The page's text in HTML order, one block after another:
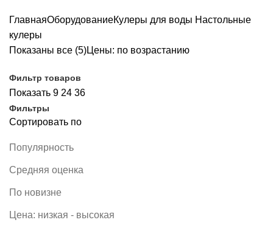
ГлавнаяОборудованиеКулеры для воды Настольные
кулеры
Показаны все (5)Цены: по возрастанию
Фильтр товаров
Показать 9 24 36
Фильтры
Сортировать по
Популярность
Средняя оценка
По новизне
Цена: низкая - высокая